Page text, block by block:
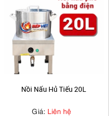
Chiết Áp Nồi Nấu Phở
Giá: Liên hệ